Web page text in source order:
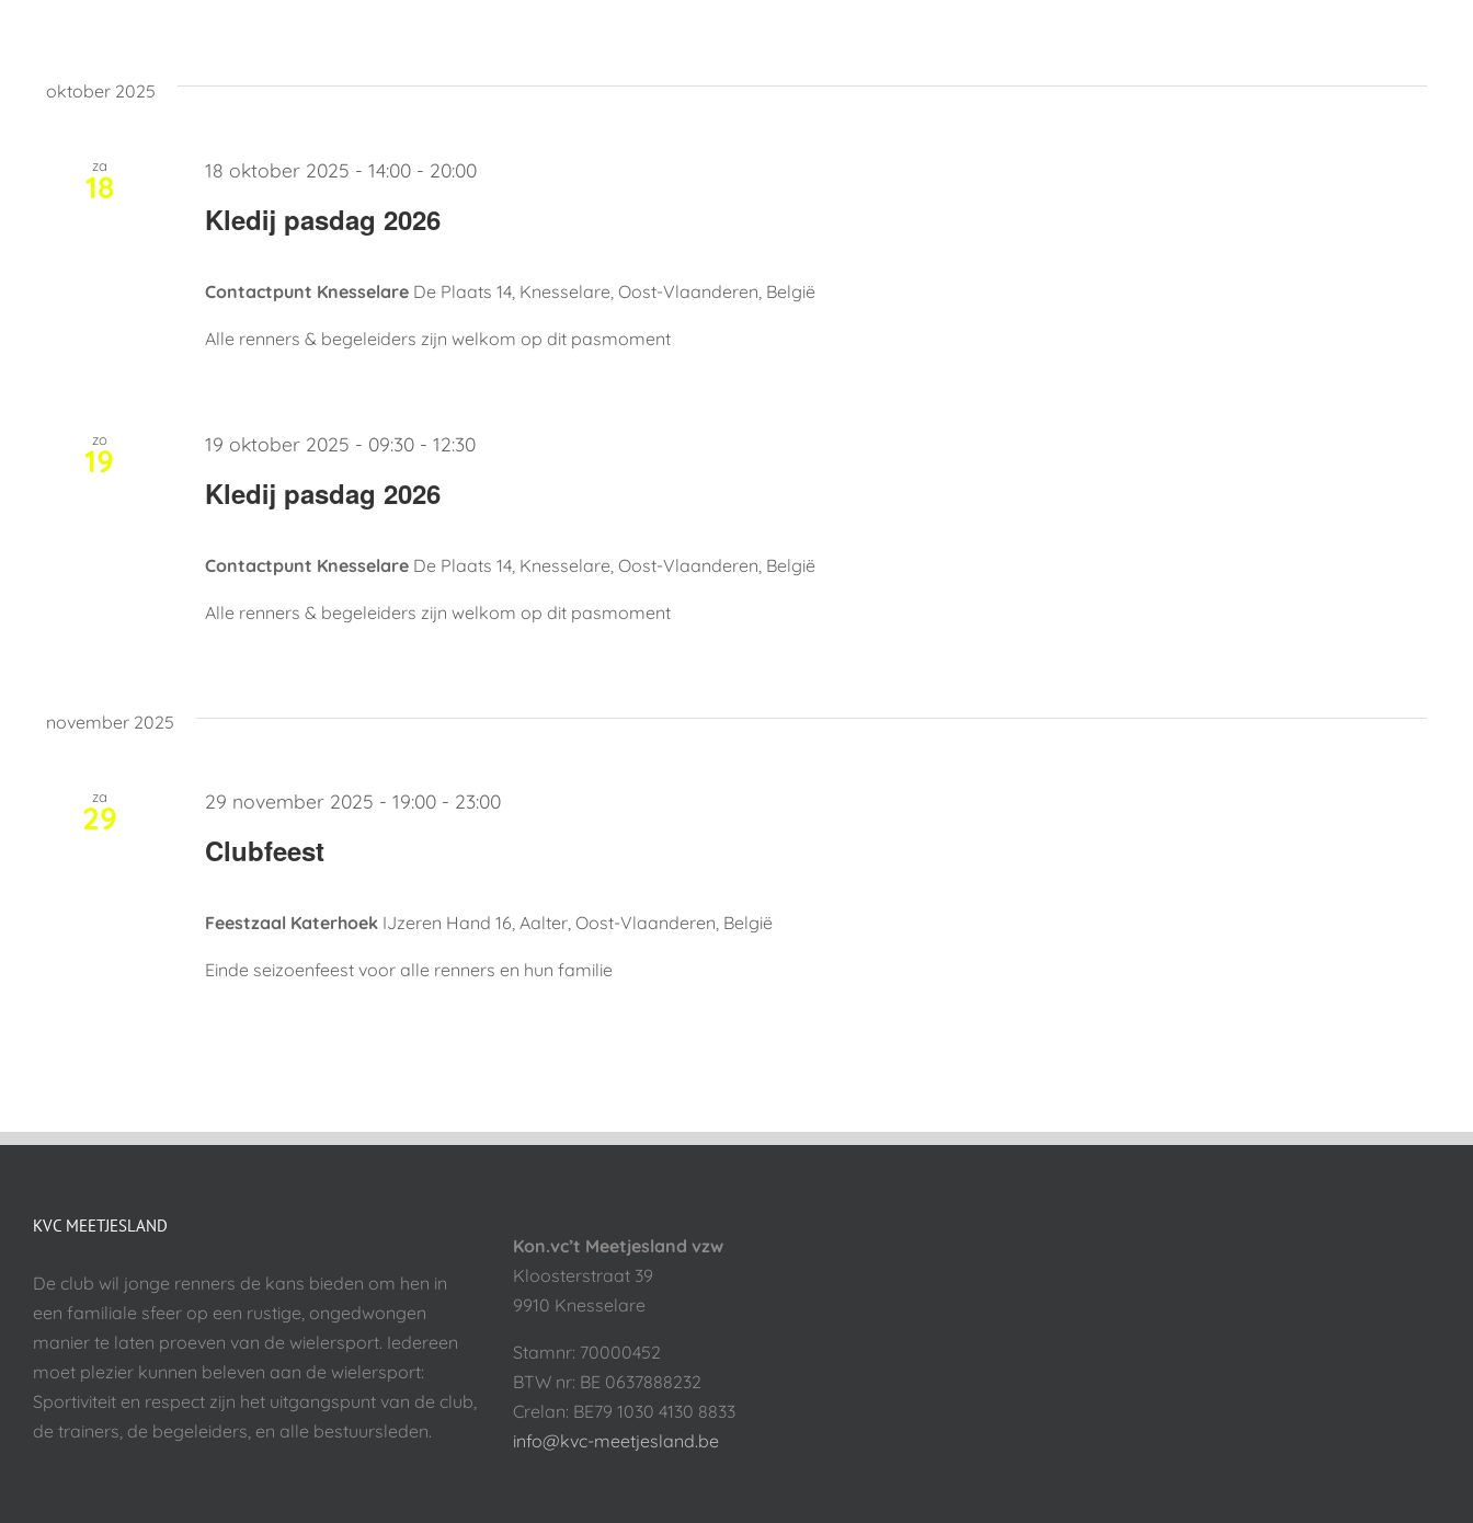
oktober 2025
za
18
Kledij pasdag 2026
18 oktober 2025 - 14:00 - 20:00
Contactpunt Knesselare De Plaats 14, Knesselare, Oost-Vlaanderen, België
Alle renners & begeleiders zijn welkom op dit pasmoment
zo
19
Kledij pasdag 2026
19 oktober 2025 - 09:30 -12:30
Contactpunt Knesselare De Plaats 14, Knesselare, Oost-Vlaanderen, België
Alle renners & begeleiders zijn welkom op dit pasmoment
november 2025
za
29
Clubfeest
29 november 2025 - 19:00 - 23:00
Feestzaal Katerhoek IJzeren Hand 16, Aalter, Oost-Vlaanderen, België
Einde seizoenfeest voor alle renners en hun familie
KVC MEETJESLAND
De club wil jonge renners de kans bieden om hen in
een familiale sfeer op een rustige, ongedwongen
manier te laten proeven van de wielersport. Iedereen
moet plezier kunnen beleven aan de wielersport:
Sportiviteit en respect zijn het uitgangspunt van de club,
de trainers, de begeleiders, en alle bestuursleden.
Kon.vc’t Meetjesland vzw
Kloosterstraat 39
9910 Knesselare
Stamnr: 70000452
BTW nr: BE 0637888232
Crelan: BE79 1030 4130 8833
info@kvc-meetjesland.be